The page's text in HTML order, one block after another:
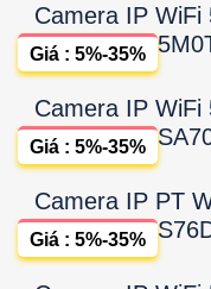
Camera IP WiFi
Giá : 5%-35%
Camera IP
Giá : 5%-35%
Camera IP PT
Giá : 5%-35%